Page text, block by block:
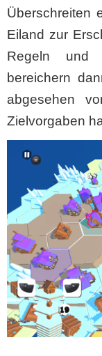
Überschreiten
Eiland zur
Regeln und
bereichern
abgesehen
Zielvorgaben